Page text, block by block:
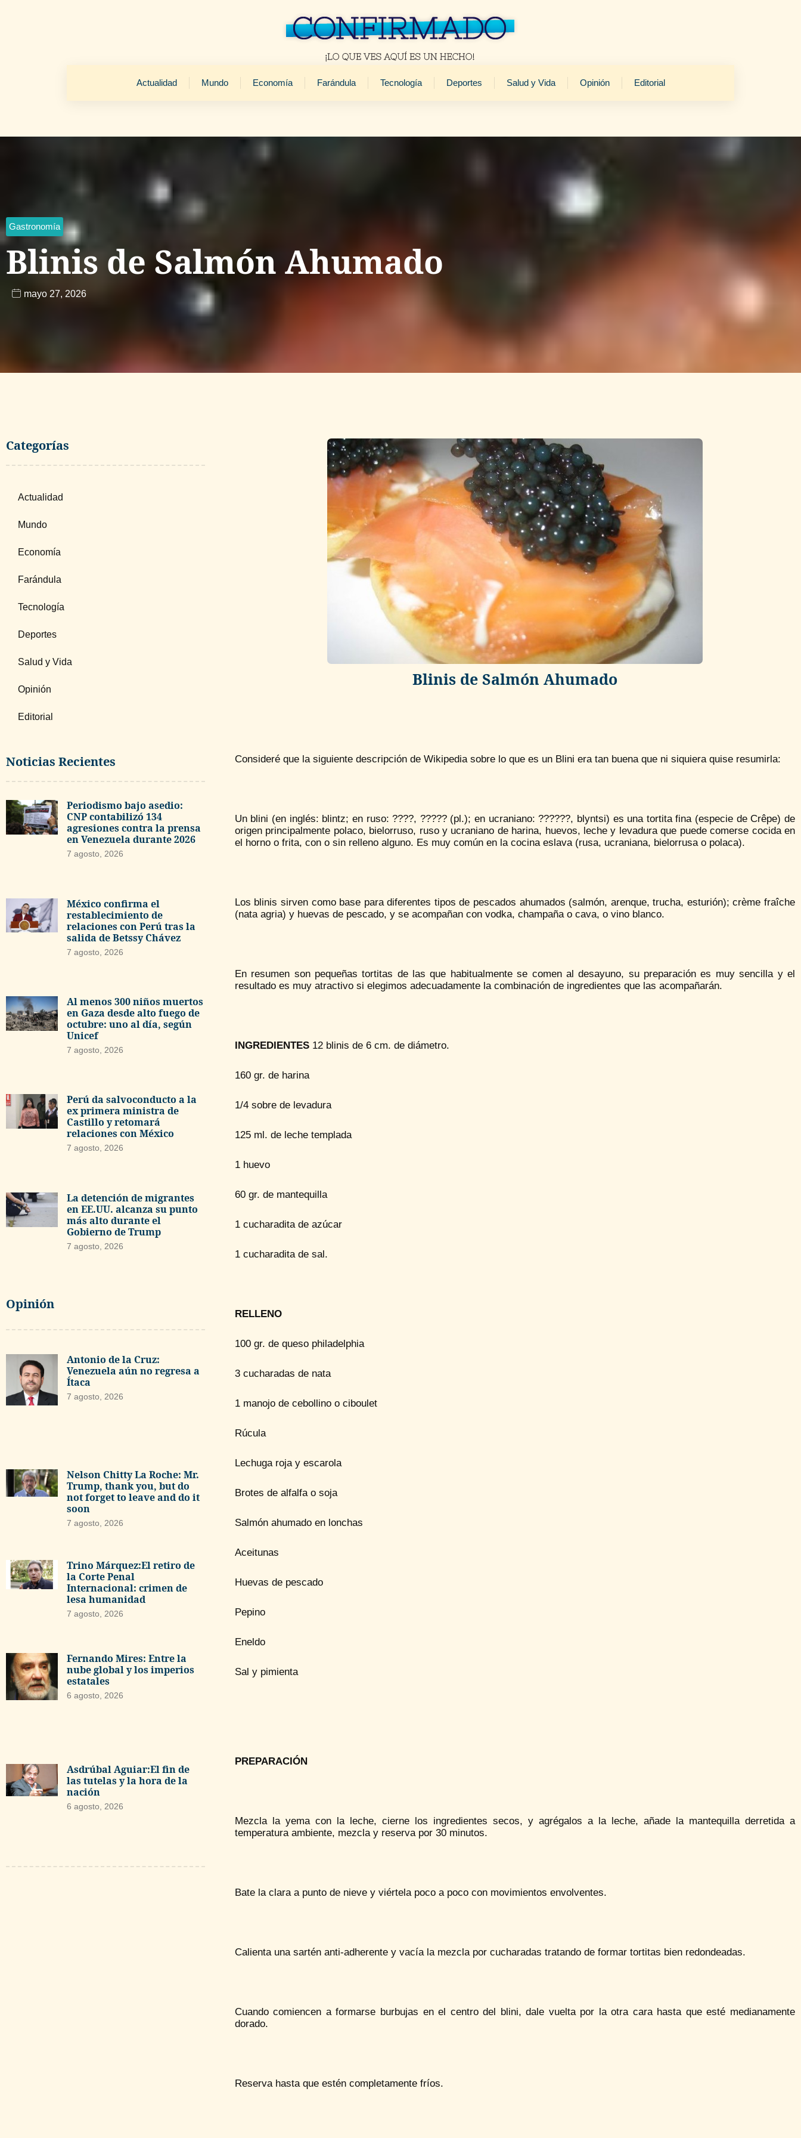
Actualidad Mundo Economía Farándula Tecnología Deportes Salud y Vida Opinión Editorial
Gastronomía
Blinis de Salmón Ahumado
mayo 27, 2026
Categorías
Actualidad
Mundo
Economía
Farándula
Tecnología
Deportes
Salud y Vida
Opinión
Editorial
Noticias Recientes
Periodismo bajo asedio:
CNP contabilizó 134
agresiones contra la prensa
en Venezuela durante 2026
7 agosto, 2026
México confirma el
restablecimiento de
relaciones con Perú tras la
salida de Betssy Chávez
7 agosto, 2026
Al menos 300 niños muertos
en Gaza desde alto fuego de
octubre: uno al día, según
Unicef
7 agosto, 2026
Perú da salvoconducto a la
ex primera ministra de
Castillo y retomará
relaciones con México
7 agosto, 2026
La detención de migrantes
en EE.UU. alcanza su punto
más alto durante el
Gobierno de Trump
7 agosto, 2026
Opinión
Antonio de la Cruz:
Venezuela aún no regresa a
Ítaca
7 agosto, 2026
Nelson Chitty La Roche: Mr.
Trump, thank you, but do
not forget to leave and do it
soon
7 agosto, 2026
Trino Márquez:El retiro de
la Corte Penal
Internacional: crimen de
lesa humanidad
7 agosto, 2026
Fernando Mires: Entre la
nube global y los imperios
estatales
6 agosto, 2026
Asdrúbal Aguiar:El fin de
las tutelas y la hora de la
nación
6 agosto, 2026
Blinis de Salmón Ahumado
Consideré que la siguiente descripción de Wikipedia sobre lo que es un Blini era tan buena que ni siquiera quise resumirla:
Un blini (en inglés: blintz; en ruso: ????, ????? (pl.); en ucraniano: ??????, blyntsi) es una tortita fina (especie de Crêpe) de
origen principalmente polaco, bielorruso, ruso y ucraniano de harina, huevos, leche y levadura que puede comerse cocida en
el horno o frita, con o sin relleno alguno. Es muy común en la cocina eslava (rusa, ucraniana, bielorrusa o polaca).
Los blinis sirven como base para diferentes tipos de pescados ahumados (salmón, arenque, trucha, esturión); crème fraîche
(nata agria) y huevas de pescado, y se acompañan con vodka, champaña o cava, o vino blanco.
En resumen son pequeñas tortitas de las que habitualmente se comen al desayuno, su preparación es muy sencilla y el
resultado es muy atractivo si elegimos adecuadamente la combinación de ingredientes que las acompañarán.
INGREDIENTES12 blinis de 6 cm. de diámetro.
160 gr. de harina
1/4 sobre de levadura
125 ml. de leche templada
1 huevo
60 gr. de mantequilla
1 cucharadita de azúcar
1 cucharadita de sal.
RELLENO
100 gr. de queso philadelphia
3 cucharadas de nata
1 manojo de cebollino o ciboulet
Rúcula
Lechuga roja y escarola
Brotes de alfalfa o soja
Salmón ahumado en lonchas
Aceitunas
Huevas de pescado
Pepino
Eneldo
Sal y pimienta
PREPARACIÓN
Mezcla la yema con la leche, cierne los ingredientes secos, y agrégalos a la leche, añade la mantequilla derretida a
temperatura ambiente, mezcla y reserva por 30 minutos.
Bate la clara a punto de nieve y viértela poco a poco con movimientos envolventes.
Calienta una sartén anti-adherente y vacía la mezcla por cucharadas tratando de formar tortitas bien redondeadas.
Cuando comiencen a formarse burbujas en el centro del blini, dale vuelta por la otra cara hasta que esté medianamente
dorado.
Reserva hasta que estén completamente fríos.